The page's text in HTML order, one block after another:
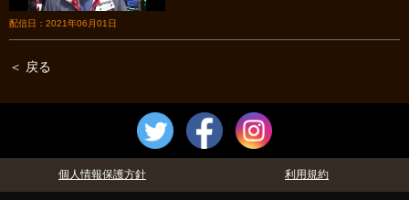
配信日：2021年06月01日
せるのか？真剣勝負のガチンコバト
＜ 戻る
個人情報保護方針 利用規約